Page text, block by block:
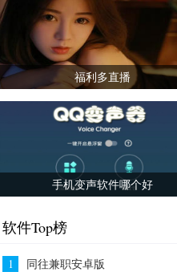
福利多直播
手机变声软件哪个好
软件Top榜
1
同往兼职安卓版